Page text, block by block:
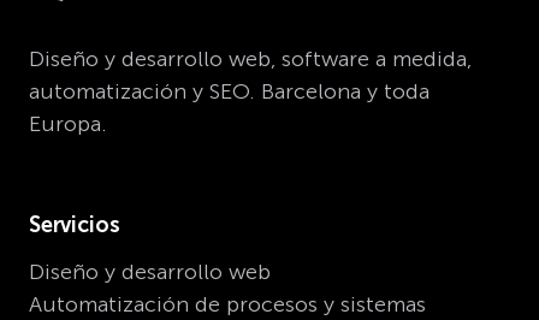
Diseño y desarrollo web, software a medida,
automatización y SEO. Barcelona y toda
Europa.
Servicios
Diseño y desarrollo web
Automatización de procesos y sistemas